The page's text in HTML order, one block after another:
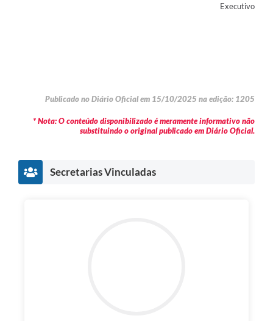
Executivo
Publicado no Diário Oficial em 15/10/2025 na edição: 1205
* Nota: O conteúdo disponibilizado é meramente informativo não
substituindo o original publicado em Diário Oficial.
Secretarias Vinculadas